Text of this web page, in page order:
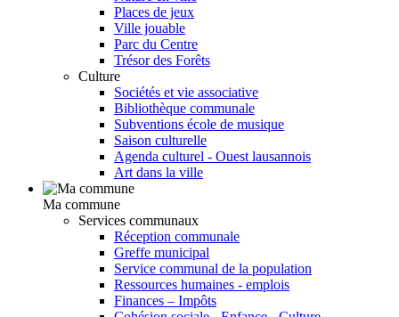
Places de jeux
Ville jouable
Parc du Centre
Trésor des Forêts
Culture
Sociétés et vie associative
Bibliothèque communale
Subventions école de musique
Saison culturelle
Agenda culturel - Ouest lausannois
Art dans la ville
Ma commune
Services communaux
Réception communale
Greffe municipal
Service communal de la population
Ressources humaines - emplois
Finances – Impôts